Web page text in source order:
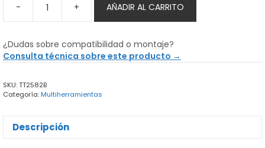
-
Multiherramienta
Topeak
P20
cantidad
+ AÑADIR AL CARRITO
¿Dudas sobre compatibilidad o montaje?
Consulta técnica sobre este producto →
SKU:TT2582B
Categoría:Multiherramientas
Descripción